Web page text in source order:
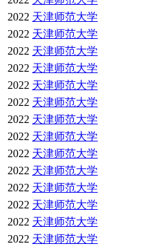
2022 天津师范大学
2022 天津师范大学
2022 天津师范大学
2022 天津师范大学
2022 天津师范大学
2022 天津师范大学
2022 天津师范大学
2022 天津师范大学
2022 天津师范大学
2022 天津师范大学
2022 天津师范大学
2022 天津师范大学
2022 天津师范大学
2022 天津师范大学